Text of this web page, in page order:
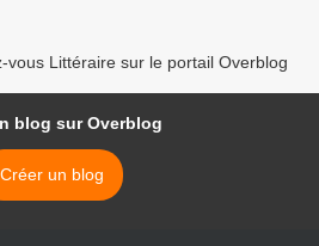
vous Littéraire sur le portail Overblog
blog sur Overblog
Créer un blog